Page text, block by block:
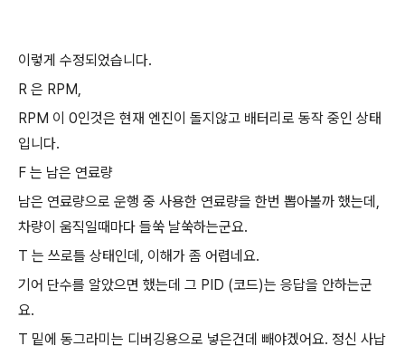
이렇게 수정되었습니다.
R 은 RPM,
RPM 이 0인것은 현재 엔진이 돌지않고 배터리로 동작 중인 상태
입니다.
F 는 남은 연료량
남은 연료량으로 운행 중 사용한 연료량을 한번 뽑아볼까 했는데,
차량이 움직일때마다 들쑥 날쑥하는군요.
T 는 쓰로틀 상태인데, 이해가 좀 어렵네요.
기어 단수를 알았으면 했는데 그 PID (코드)는 응답을 안하는군
요.
T 밑에 동그라미는 디버깅용으로 넣은건데 빼야겠어요. 정신 사납